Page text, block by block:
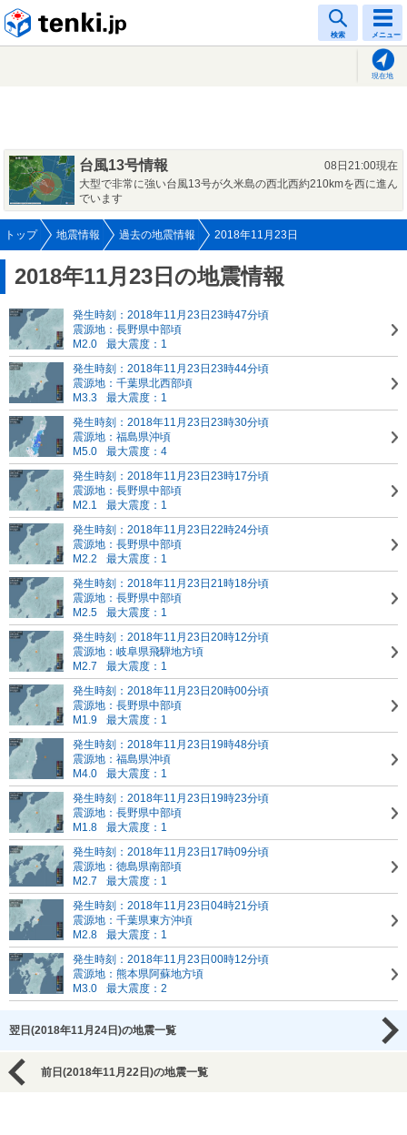
検索 メニュー
現在地
台風13号情報
08日21:00現在
大型で非常に強い台風13号が久米島の西北西約210kmを西に進ん
でいます
トップ 地震情報 過去の地震情報 2018年11月23日
2018年11月23日の地震情報
発生時刻：2018年11月23日23時47分頃
震源地：長野県中部頃
M2.0
最大震度：1
発生時刻：2018年11月23日23時44分頃
震源地：千葉県北西部頃
M3.3
最大震度：1
発生時刻：2018年11月23日23時30分頃
震源地：福島県沖頃
M5.0
最大震度：4
発生時刻：2018年11月23日23時17分頃
震源地：長野県中部頃
M2.1
最大震度：1
発生時刻：2018年11月23日22時24分頃
震源地：長野県中部頃
M2.2
最大震度：1
発生時刻：2018年11月23日21時18分頃
震源地：長野県中部頃
M2.5
最大震度：1
発生時刻：2018年11月23日20時12分頃
震源地：岐阜県飛騨地方頃
M2.7
最大震度：1
発生時刻：2018年11月23日20時00分頃
震源地：長野県中部頃
M1.9
最大震度：1
発生時刻：2018年11月23日19時48分頃
震源地：福島県沖頃
M4.0
最大震度：1
発生時刻：2018年11月23日19時23分頃
震源地：長野県中部頃
M1.8
最大震度：1
発生時刻：2018年11月23日17時09分頃
震源地：徳島県南部頃
M2.7
最大震度：1
発生時刻：2018年11月23日04時21分頃
震源地：千葉県東方沖頃
M2.8
最大震度：1
発生時刻：2018年11月23日00時12分頃
震源地：熊本県阿蘇地方頃
M3.0
最大震度：2
翌日(2018年11月24日)の地震一覧
前日(2018年11月22日)の地震一覧